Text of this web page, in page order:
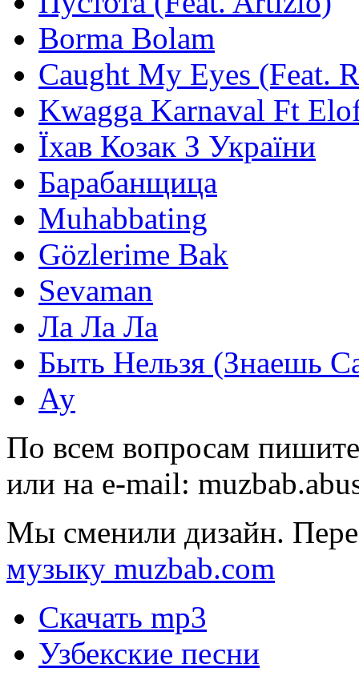
Borma Bolam
Caught My Eyes (Feat.
Kwagga Karnaval Ft
Їхав Козак З України
Барабанщица
Muhabbating
Gözlerime Bak
Sevaman
Ла Ла Ла
Быть Нельзя (Знаешь
Ау
По всем вопросам
или на e-mail:
Мы сменили дизайн.
музыку muzbab.com
Скачать mp3
Узбекские песни